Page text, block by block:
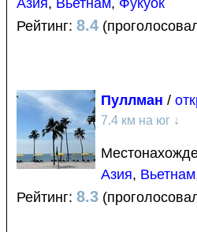
Азия, Вьетнам, Фукуок
Рейтинг: 8.4
Пуллман /
7.4 км на юг ↓
Азия, Вьетнам
Рейтинг: 8.3